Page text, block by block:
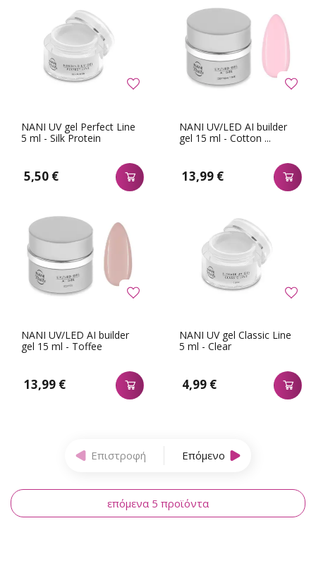
NANI UV gel Perfect Line
5 ml - Silk Protein
5,50 €
NANI UV/LED AI builder
gel 15 ml - Cotton ...
13,99 €
NANI UV/LED AI builder
gel 15 ml - Toffee
13,99 €
NANI UV gel Classic Line
5 ml - Clear
4,99 €
Επιστροφή Επόμενο
επόμενα 5 προϊόντα